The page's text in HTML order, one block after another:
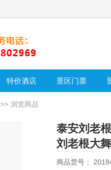
特价酒店 景区门票
>> 浏览商品
泰安刘老
刘老根大
商品货号：